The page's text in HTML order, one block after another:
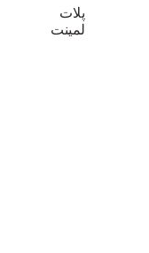
پلات
لمینت